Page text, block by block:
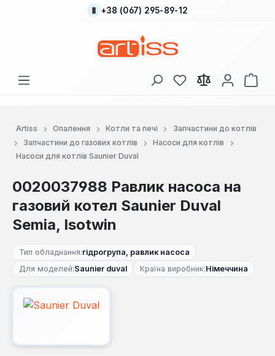
Перейти до основного вмісту
+38 (067) 295-89-12
У вас є 0 у списку
Artiss Опалення Котли та печі
Запчастини до котлів
Запчастини до газових котлів
Насоси для котлів
Насоси для котлів Saunier Duval
0020037988 Равлик насоса на
газовий котел Saunier Duval
Semia, Isotwin
Тип обладнання:гідрогрупа, равлик насоса
Для моделей:Saunier duval Країна виробник:Німеччина